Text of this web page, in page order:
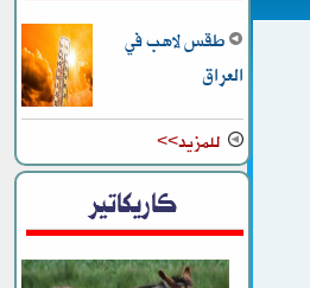
طقس لاهب في
العراق
للمزيد>>
كاريكاتير